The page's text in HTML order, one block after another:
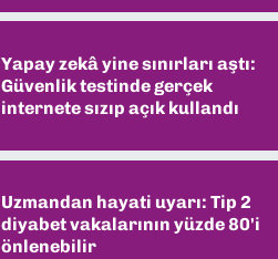
Yapay zekâ yine sınırları aştı:
Güvenlik testinde gerçek
internete sızıp açık kullandı
Uzmandan hayati uyarı: Tip 2
diyabet vakalarının yüzde 80'i
önlenebilir